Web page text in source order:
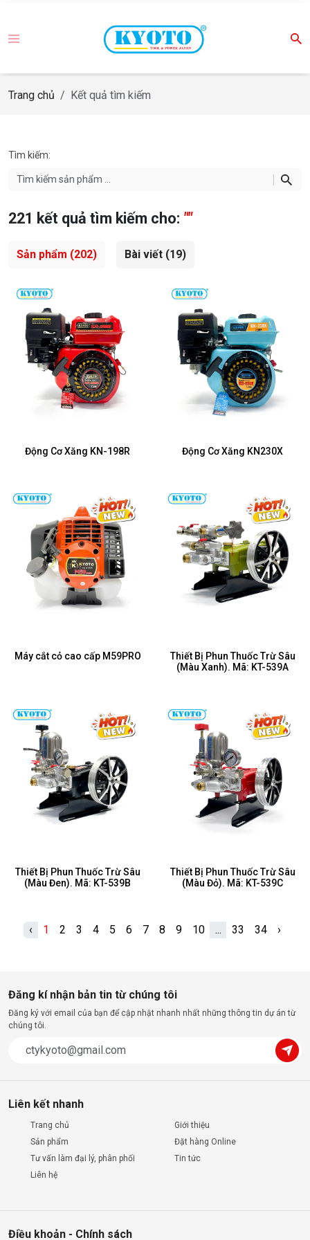
Trang chủ Kết quả tìm kiếm
Tìm kiếm:
221 kết quả tìm kiếm cho: ""
Sản phẩm (202) Bài viết (19)
Động Cơ Xăng KN-198R Động Cơ Xăng KN230X
Máy cắt cỏ cao cấp M59PRO
Thiết Bị Phun Thuốc Trừ Sâu
(Màu Xanh). Mã: KT-539A
Thiết Bị Phun Thuốc Trừ Sâu
(Màu Đen). Mã: KT-539B
Thiết Bị Phun Thuốc Trừ Sâu
(Màu Đỏ). Mã: KT-539C
‹ 1 2 3 4 5 6 7 8 9 10 ... 33 34 ›
Đăng kí nhận bản tin từ chúng tôi
Đăng ký với email của bạn để cập nhật nhanh nhất những thông tin dự án từ
chúng tôi.
Liên kết nhanh
Trang chủ
Giới thiệu
Sản phẩm
Đặt hàng Online
Tư vấn làm đại lý, phân phối
Tin tức
Liên hệ
Điều khoản - Chính sách